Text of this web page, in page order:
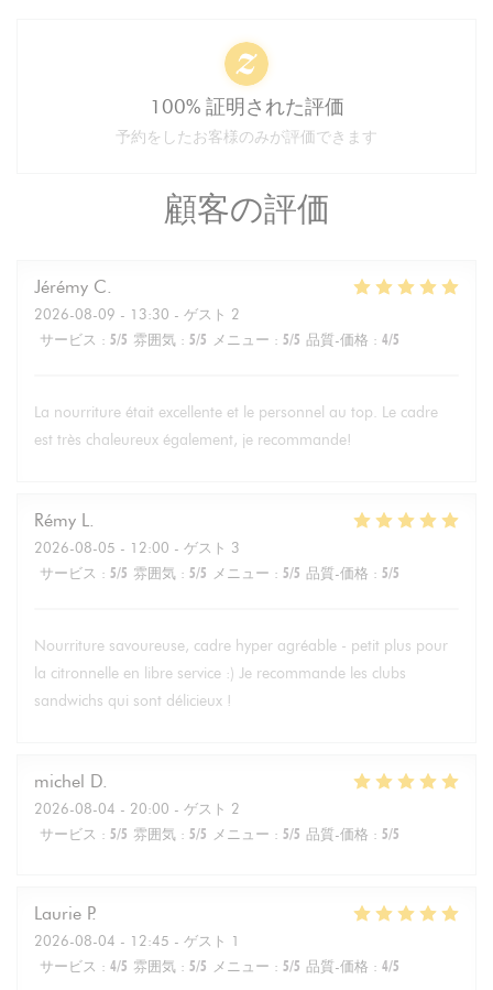
顧客の評価
Jérémy C
2026-08-09 - 13:30 - ゲスト 2
サービス : 5/5 雰囲気 : 5/5 メニュー : 5/5 品質-価格 : 4/5
La nourriture était excellente et le personnel au top. Le cadre
est très chaleureux également, je recommande!
Rémy L
2026-08-05 - 12:00 - ゲスト 3
サービス : 5/5 雰囲気 : 5/5 メニュー : 5/5 品質-価格 : 5/5
Nourriture savoureuse, cadre hyper agréable - petit plus pour
la citronnelle en libre service :) Je recommande les clubs
sandwichs qui sont délicieux !
michel D
2026-08-04 - 20:00 - ゲスト 2
サービス : 5/5 雰囲気 : 5/5 メニュー : 5/5 品質-価格 : 5/5
Laurie P
2026-08-04 - 12:45 - ゲスト 1
サービス : 4/5 雰囲気 : 5/5 メニュー : 5/5 品質-価格 : 4/5
100% 証明された評価
予約をしたお客様のみが評価できます